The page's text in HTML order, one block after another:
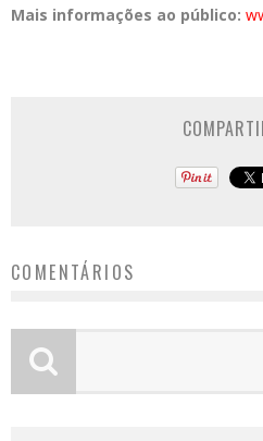
Mais informações ao público:
COMENTÁRIOS